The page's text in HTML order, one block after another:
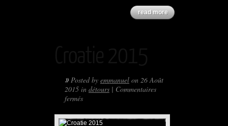
read more
» Posted by emmanuel on 26 Août
2015 in détours | Commentaires
ferméssur
2015